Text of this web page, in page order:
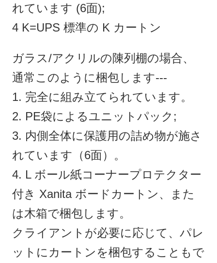
れています (6面);
4 K=UPS 標準の K カートン
ガラス/アクリルの陳列棚の場合、
通常このように梱包します---
1. 完全に組み立てられています。
2. PE袋によるユニットパック;
3. 内側全体に保護用の詰め物が施さ
れています（6面）。
4. L ボール紙コーナープロテクター
付き Xanita ボードカートン、また
は木箱で梱包します。
クライアントが必要に応じて、パレ
ットにカートンを梱包することもで